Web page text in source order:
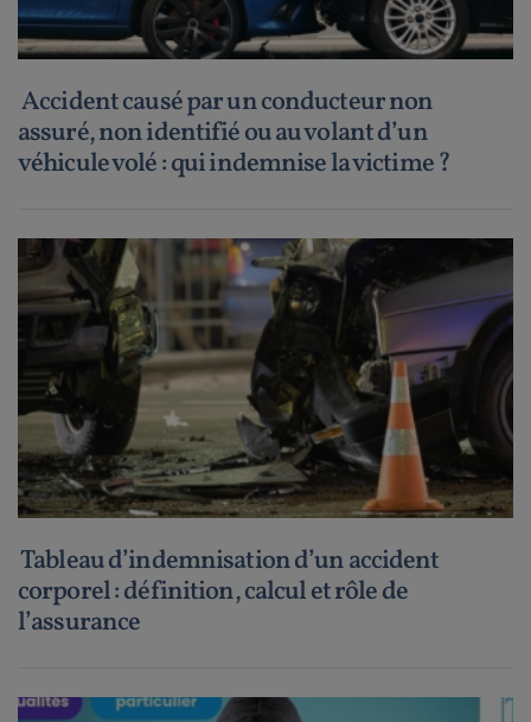
Accident causé par un conducteur non
assuré, non identifié ou au volant d’un
véhicule volé : qui indemnise la victime ?
Tableau d’indemnisation d’un accident
corporel : définition, calcul et rôle de
l’assurance